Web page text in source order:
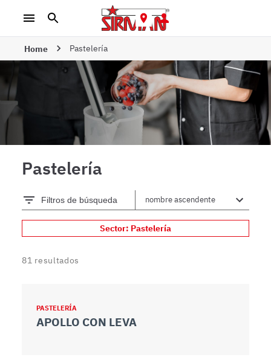
Home Pastelería
Pastelería
Filtros de búsqueda
Sector: Pastelería
81 resultados
PASTELERÍA
APOLLO CON LEVA